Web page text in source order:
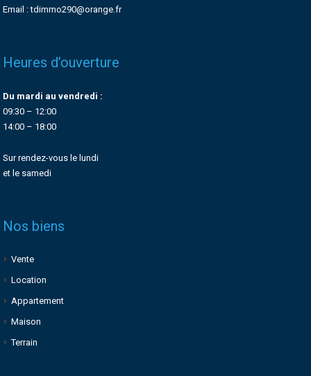
Email : tdimmo290@orange.fr
Heures d’ouverture
Du mardi au vendredi :
09:30 – 12:00
14:00 – 18:00
Sur rendez-vous le lundi
et le samedi
Nos biens
Vente
Location
Appartement
Maison
Terrain